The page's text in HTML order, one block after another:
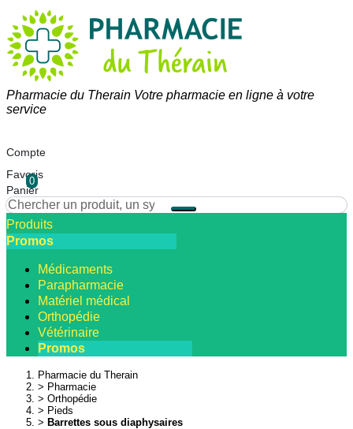
Pharmacie du Therain Votre pharmacie en ligne à votre
service
Compte
Favoris
Panier
0
Produits
Promos
Médicaments
Parapharmacie
Matériel médical
Orthopédie
Vétérinaire
Promos
Pharmacie du Therain
Pharmacie
Orthopédie
Pieds
Barrettes sous diaphysaires